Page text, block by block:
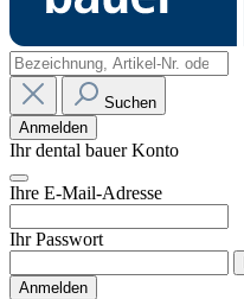
Suchen
Anmelden
Ihr dental bauer Konto
Ihre E-Mail-Adresse
Ihr Passwort
Anmelden